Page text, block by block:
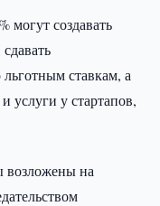
могут создавать
ставкам, а
услуги у стартапов,
возложены на